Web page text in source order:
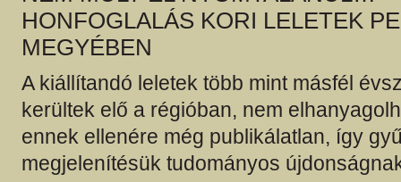
HONFOGLALÁS KORI LELETEK
MEGYÉBEN
A kiállítandó leletek több mint másfél
kerültek elő a régióban, nem
ennek ellenére még publikálatlan, így
megjelenítésük tudományos